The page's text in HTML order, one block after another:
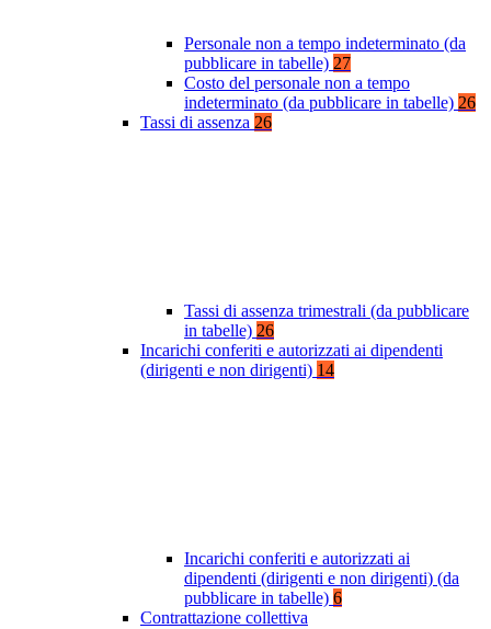
Personale non a tempo indeterminato (da
pubblicare in tabelle) 27
Costo del personale non a tempo
indeterminato (da pubblicare in tabelle) 26
Tassi di assenza 26
Tassi di assenza trimestrali (da pubblicare
in tabelle) 26
Incarichi conferiti e autorizzati ai dipendenti
(dirigenti e non dirigenti) 14
Incarichi conferiti e autorizzati ai
dipendenti (dirigenti e non dirigenti) (da
pubblicare in tabelle) 6
Contrattazione collettiva